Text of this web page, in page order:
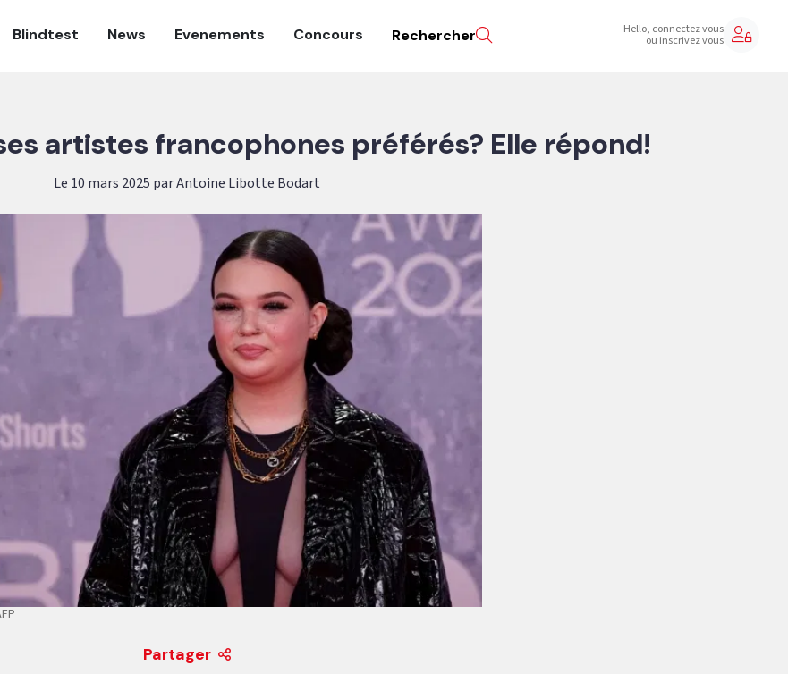
Blindtest News Evenements Concours Rechercher Hello, connectez vous
ou inscrivez vous
artistes francophones préférés? Elle répond!
Le 10 mars 2025 par Antoine Libotte Bodart
Partager